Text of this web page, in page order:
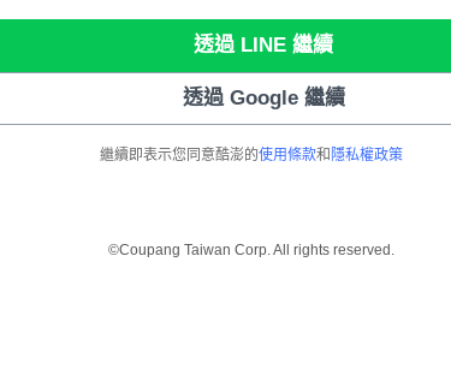
透過 LINE 繼續
透過 Google 繼續
繼續即表示您同意酷澎的使用條款和 隱私權政策
©Coupang Taiwan Corp. All rights reserved.